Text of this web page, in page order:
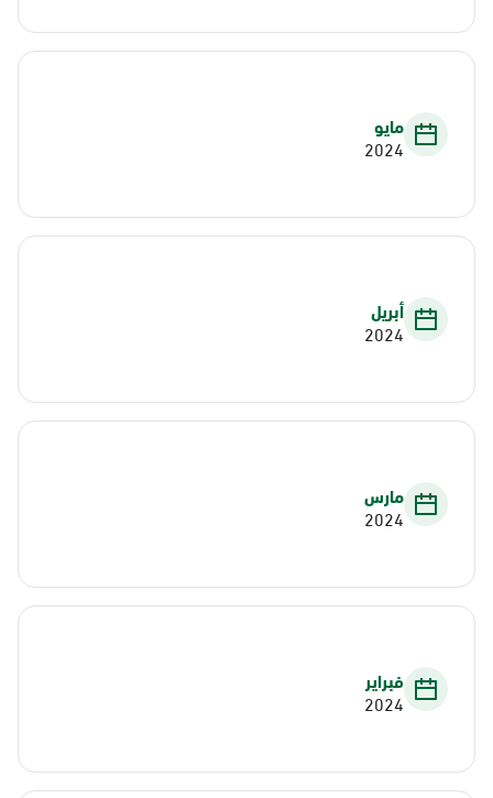
مايو
2024
أبريل
2024
مارس
2024
فبراير
2024